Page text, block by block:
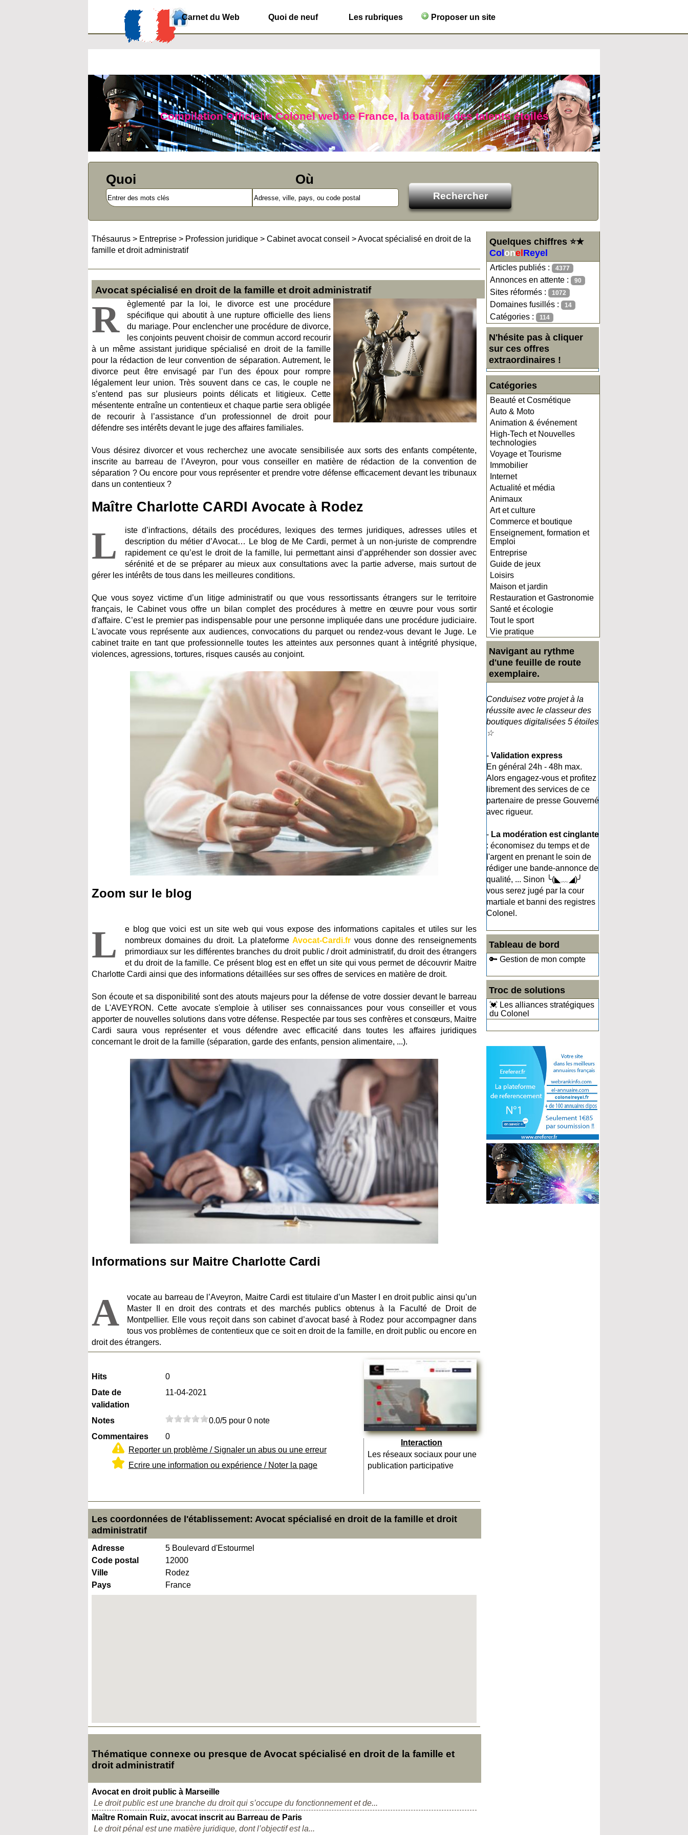
Carnet du Web Quoi de neuf Les rubriques Proposer un site
Compilation Officielle Colonel web de France, la bataille des talents étoilés
Quoi Où
Quelques chiffres ⭐★
Col onel Reyel
Articles publiés : 4377
Annonces en attente : 90
Sites réformés : 1072
Domaines fusillés : 14
Catégories : 114
N'hésite pas à cliquer
sur ces offres
extraordinaires !
Catégories
Beauté et Cosmétique
Auto & Moto
Animation & événement
High-Tech et Nouvelles
technologies
Voyage et Tourisme
Immobilier
Internet
Actualité et média
Animaux
Art et culture
Commerce et boutique
Enseignement, formation et
Emploi
Entreprise
Guide de jeux
Loisirs
Maison et jardin
Restauration et Gastronomie
Santé et écologie
Tout le sport
Vie pratique
Navigant au rythme
d'une feuille de route
exemplaire.
Conduisez votre projet à la
réussite avec le classeur des
boutiques digitalisées 5 étoiles
☆
- Validation express
En général 24h - 48h max.
Alors engagez-vous et profitez
librement des services de ce
partenaire de presse Gouverné
avec rigueur.
- La modération est cinglante
: économisez du temps et de
l'argent en prenant le soin de
rédiger une bande-annonce de
qualité, ... Sinon ╰(◣﹏◢)╯
vous serez jugé par la cour
martiale et banni des registres
Colonel.
Tableau de bord
🔑 Gestion de mon compte
Troc de solutions
💓 Les alliances stratégiques
du Colonel
Thésaurus > Entreprise > Profession juridique > Cabinet avocat conseil >Avocat spécialisé en droit de la
famille et droit administratif
Avocat spécialisé en droit de la famille et droit administratif
R
èglementé par la loi, le divorce est une procédure
spécifique qui aboutit à une rupture officielle des liens
du mariage. Pour enclencher une procédure de divorce,
les conjoints peuvent choisir de commun accord recourir
à un même assistant juridique spécialisé en droit de la famille
pour la rédaction de leur convention de séparation. Autrement, le
divorce peut être envisagé par l’un des époux pour rompre
légalement leur union. Très souvent dans ce cas, le couple ne
s’entend pas sur plusieurs points délicats et litigieux. Cette
mésentente entraîne un contentieux et chaque partie sera obligée
de recourir à l’assistance d’un professionnel de droit pour
défendre ses intérêts devant le juge des affaires familiales.
Vous désirez divorcer et vous recherchez une avocate sensibilisée aux sorts des enfants compétente,
inscrite au barreau de l’Aveyron, pour vous conseiller en matière de rédaction de la convention de
séparation ? Ou encore pour vous représenter et prendre votre défense efficacement devant les tribunaux
dans un contentieux ?
Maître Charlotte CARDI Avocate à Rodez
L
iste d’infractions, détails des procédures, lexiques des termes juridiques, adresses utiles et
description du métier d’Avocat… Le blog de Me Cardi, permet à un non-juriste de comprendre
rapidement ce qu’est le droit de la famille, lui permettant ainsi d’appréhender son dossier avec
sérénité et de se préparer au mieux aux consultations avec la partie adverse, mais surtout de
gérer les intérêts de tous dans les meilleures conditions.
Que vous soyez victime d’un litige administratif ou que vous ressortissants étrangers sur le territoire
français, le Cabinet vous offre un bilan complet des procédures à mettre en œuvre pour vous sortir
d'affaire. C’est le premier pas indispensable pour une personne impliquée dans une procédure judiciaire.
L'avocate vous représente aux audiences, convocations du parquet ou rendez-vous devant le Juge. Le
cabinet traite en tant que professionnelle toutes les atteintes aux personnes quant à intégrité physique,
violences, agressions, tortures, risques causés au conjoint.
Zoom sur le blog
L
e blog que voici est un site web qui vous expose des informations capitales et utiles sur les
nombreux domaines du droit. La plateformeAvocat-Cardi.fr vous donne des renseignements
primordiaux sur les différentes branches du droit public / droit administratif, du droit des étrangers
et du droit de la famille. Ce présent blog est en effet un site qui vous permet de découvrir Maitre
Charlotte Cardi ainsi que des informations détaillées sur ses offres de services en matière de droit.
Son écoute et sa disponibilité sont des atouts majeurs pour la défense de votre dossier devant le barreau
de L'AVEYRON. Cette avocate s'emploie à utiliser ses connaissances pour vous conseiller et vous
apporter de nouvelles solutions dans votre défense. Respectée par tous ses confrères et consœurs, Maitre
Cardi saura vous représenter et vous défendre avec efficacité dans toutes les affaires juridiques
concernant le droit de la famille (séparation, garde des enfants, pension alimentaire, ...).
Informations sur Maitre Charlotte Cardi
A
vocate au barreau de l’Aveyron, Maitre Cardi est titulaire d’un Master I en droit public ainsi qu’un
Master II en droit des contrats et des marchés publics obtenus à la Faculté de Droit de
Montpellier. Elle vous reçoit dans son cabinet d’avocat basé à Rodez pour accompagner dans
tous vos problèmes de contentieux que ce soit en droit de la famille, en droit public ou encore en
droit des étrangers.
Hits
0
Date de
validation
11-04-2021
Notes
0.0/5 pour 0 note
Commentaires
0
Reporter un problème / Signaler un abus ou une erreur
Ecrire une information ou expérience / Noter la page
Interaction
Les réseaux sociaux pour une
publication participative
Les coordonnées de l'établissement: Avocat spécialisé en droit de la famille et droit
administratif
Adresse
5 Boulevard d'Estourmel
Code postal
12000
Ville
Rodez
Pays
France
Thématique connexe ou presque de Avocat spécialisé en droit de la famille et
droit administratif
Avocat en droit public à Marseille
Le droit public est une branche du droit qui s’occupe du fonctionnement et de...
Maître Romain Ruiz, avocat inscrit au Barreau de Paris
Le droit pénal est une matière juridique, dont l’objectif est la...